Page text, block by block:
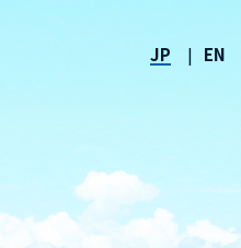
JP EN